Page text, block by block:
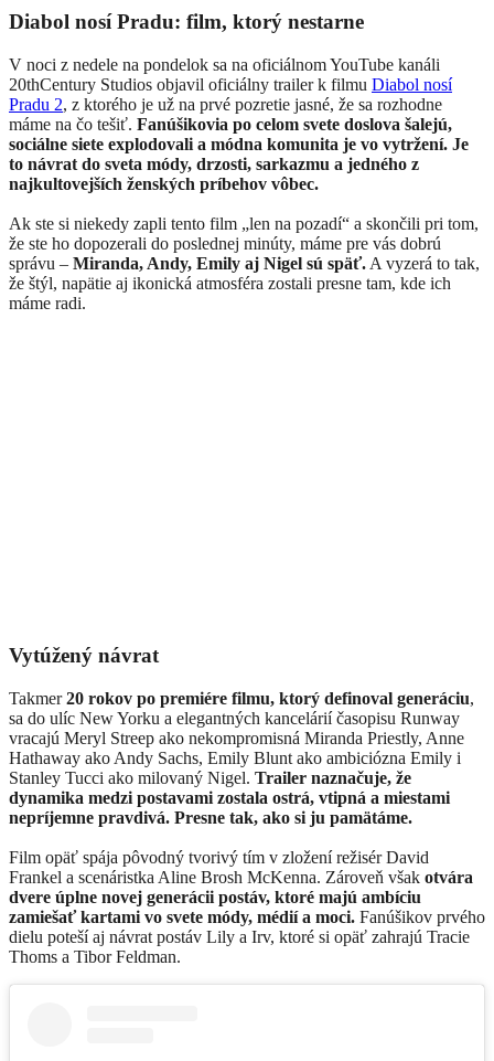
Diabol nosí Pradu: film, ktorý nestarne
V noci z nedele na pondelok sa na oficiálnom YouTube kanáli
20thCentury Studios objavil oficiálny trailer k filmu Diabol nosí
Pradu 2, z ktorého je už na prvé pozretie jasné, že sa rozhodne
máme na čo tešiť. Fanúšikovia po celom svete doslova šalejú,
sociálne siete explodovali a módna komunita je vo vytržení. Je
to návrat do sveta módy, drzosti, sarkazmu a jedného z
najkultovejších ženských príbehov vôbec.
Ak ste si niekedy zapli tento film „len na pozadí“ a skončili pri tom,
že ste ho dopozerali do poslednej minúty, máme pre vás dobrú
správu – Miranda, Andy, Emily aj Nigel sú späť. A vyzerá to tak,
že štýl, napätie aj ikonická atmosféra zostali presne tam, kde ich
máme radi.
Vytúžený návrat
Takmer20 rokov po premiére filmu, ktorý definoval generáciu,
sa do ulíc New Yorku a elegantných kancelárií časopisu Runway
vracajú Meryl Streep ako nekompromisná Miranda Priestly, Anne
Hathaway ako Andy Sachs, Emily Blunt ako ambiciózna Emily i
Stanley Tucci ako milovaný Nigel. Trailer naznačuje, že
dynamika medzi postavami zostala ostrá, vtipná a miestami
nepríjemne pravdivá. Presne tak, ako si ju pamätáme.
Film opäť spája pôvodný tvorivý tím v zložení režisér David
Frankel a scenáristka Aline Brosh McKenna. Zároveň však otvára
dvere úplne novej generácii postáv, ktoré majú ambíciu
zamiešať kartami vo svete módy, médií a moci. Fanúšikov prvého
dielu poteší aj návrat postáv Lily a Irv, ktoré si opäť zahrajú Tracie
Thoms a Tibor Feldman.